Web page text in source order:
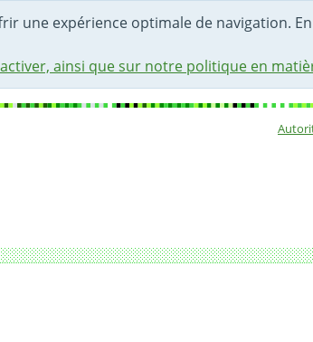
une expérience optimale de navigation.
ainsi que sur notre politique en